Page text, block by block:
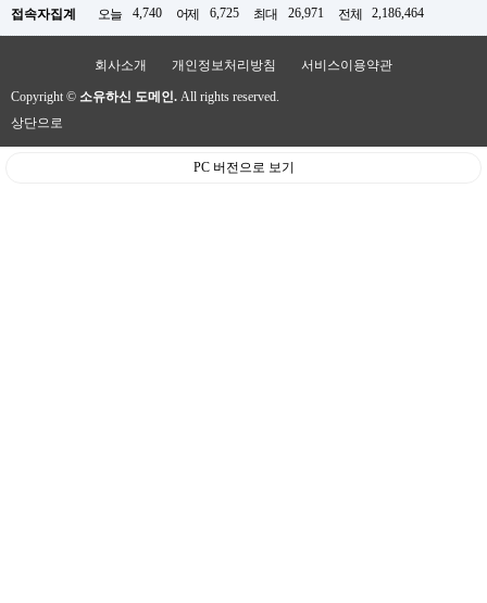
접속자집계 오늘 4,740 어제 6,725 최대 26,971 전체 2,186,464
회사소개 개인정보처리방침 서비스이용약관
Copyright © 소유하신 도메인. All rights reserved.
상단으로
PC 버전으로 보기